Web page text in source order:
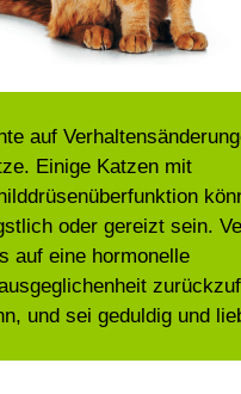
auf
Einige Katzen mit
oder gereizt sein.
auf eine hormonelle
und sei geduldig und